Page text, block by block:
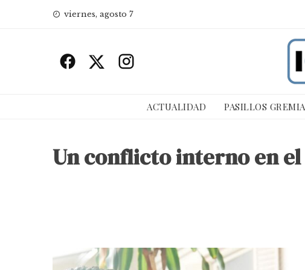
viernes, agosto 7
ACTUALIDAD PASILLOS
Un conflicto interno en